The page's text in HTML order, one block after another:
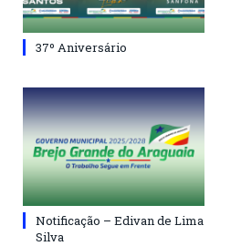
37º Aniversário
Notificação – Edivan de Lima
Silva